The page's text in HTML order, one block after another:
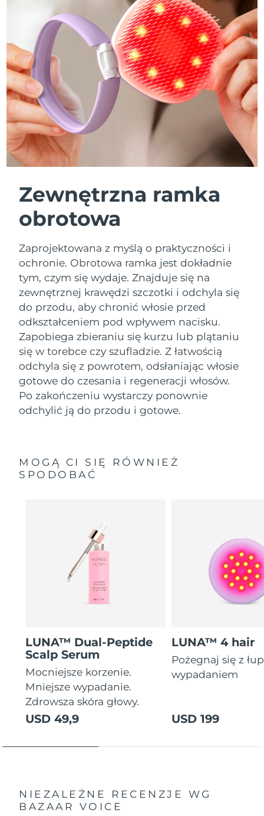
Zewnętrzna ramka
obrotowa
Zaprojektowana z myślą o praktyczności i
ochronie. Obrotowa ramka jest dokładnie
tym, czym się wydaje. Znajduje się na
zewnętrznej krawędzi szczotki i odchyla się
do przodu, aby chronić włosie przed
odkształceniem pod wpływem nacisku.
Zapobiega zbieraniu się kurzu lub plątaniu
się w torebce czy szufladzie. Z łatwością
odchyla się z powrotem, odsłaniając włosie
gotowe do czesania i regeneracji włosów.
Po zakończeniu wystarczy ponownie
odchylić ją do przodu i gotowe.
MOGĄ CI SIĘ RÓWNIEŻ
SPODOBAĆ
LUNA™ Dual-Peptide
Scalp Serum
Mocniejsze korzenie.
Mniejsze wypadanie.
Zdrowsza skóra głowy.
USD 49,9
LUNA™ 4 hair
Pożegnaj się z
wypadaniem
USD 199
NIEZALEŻNE RECENZJE
WG
BAZAAR VOICE